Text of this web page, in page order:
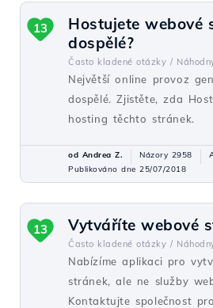
Hostujete webové
dospělé?
Často kladené otázky /
Největší online provoz
dospělé. Zjistěte, zda
hosting těchto stránek.
13
od Andrea Z. Názory 2958
Publikováno dne 25/07/2018
Vytváříte webové
Často kladené otázky /
Nabízíme aplikaci pro
stránek, ale ne služby
Kontaktujte společnost
13